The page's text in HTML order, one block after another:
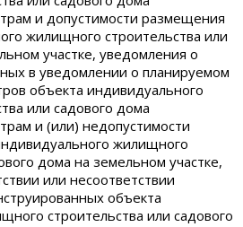
и допустимости размещения
жилищного строительства или
участке, уведомления о
в уведомлении о планируемом
объекта индивидуального
или садового дома
и (или) недопустимости
жилищного
дома на земельном участке,
или несоответствии
объекта
строительства или садового